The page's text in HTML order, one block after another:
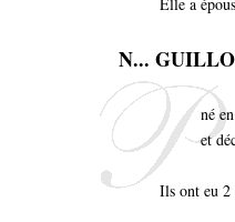
Elle a
N...
né
et
Ils ont eu 2